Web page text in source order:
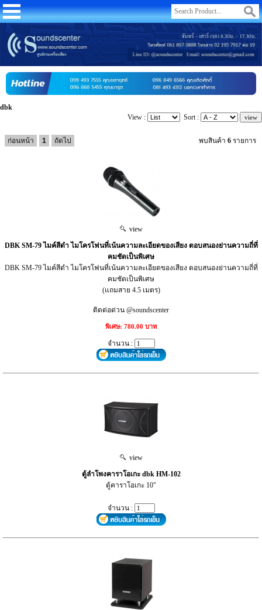
dbk
View :
Sort :
ก่อนหน้า 1 ถัดไป พบสินค้า 6 รายการ
view
DBK SM-79 ไมค์สีดำ ไมโครโฟนที่เน้นความละเอียดของเสียง ตอบสนองย่านความถี่ที่
คมชัดเป็นพิเศษ
DBK SM-79 ไมค์สีดำ ไมโครโฟนที่เน้นความละเอียดของเสียง ตอบสนองย่านความถี่ที่
คมชัดเป็นพิเศษ
(แถมสาย 4.5 เมตร)
ติดต่อด่วน @soundscenter
พิเศษ: 780.00 บาท
จำนวน :
view
ตู้ลำโพงคาราโอเกะ dbk HM-102
ตู้คาราโอเกะ 10"
จำนวน :